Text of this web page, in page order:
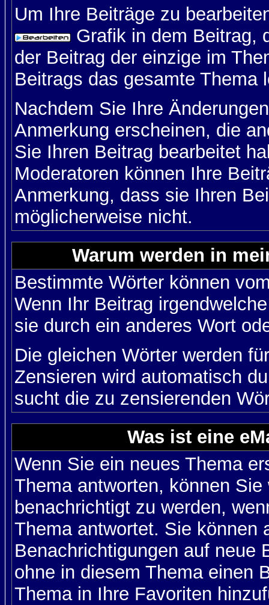
Um Ihre Beiträge zu
Grafik in dem Beitrag,
der Beitrag der einzige im
Beitrags das gesamte Thema
Nachdem Sie Ihre
Anmerkung erscheinen, die
Sie Ihren Beitrag bearbeitet
Moderatoren können Ihre
Anmerkung, dass sie Ihren
möglicherweise nicht.
Warum werden in
Bestimmte Wörter können
Wenn Ihr Beitrag
sie durch ein anderes Wort
Die gleichen Wörter werden
Zensieren wird automatisch
sucht die zu zensierenden
Was ist eine
Wenn Sie ein neues Thema
Thema antworten, können
benachrichtigt zu werden,
Thema antwortet. Sie können
Benachrichtigungen auf neue
ohne in diesem Thema einen
Thema in Ihre Favoriten